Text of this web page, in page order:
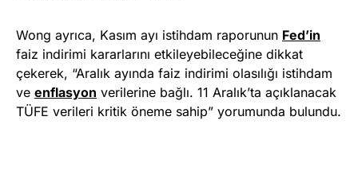
Wong ayrıca, Kasım ayı istihdam raporunun Fed’in
faiz indirimi kararlarını etkileyebileceğine dikkat
çekerek, “Aralık ayında faiz indirimi olasılığı istihdam
ve enflasyon verilerine bağlı. 11 Aralık’ta açıklanacak
TÜFE verileri kritik öneme sahip” yorumunda bulundu.